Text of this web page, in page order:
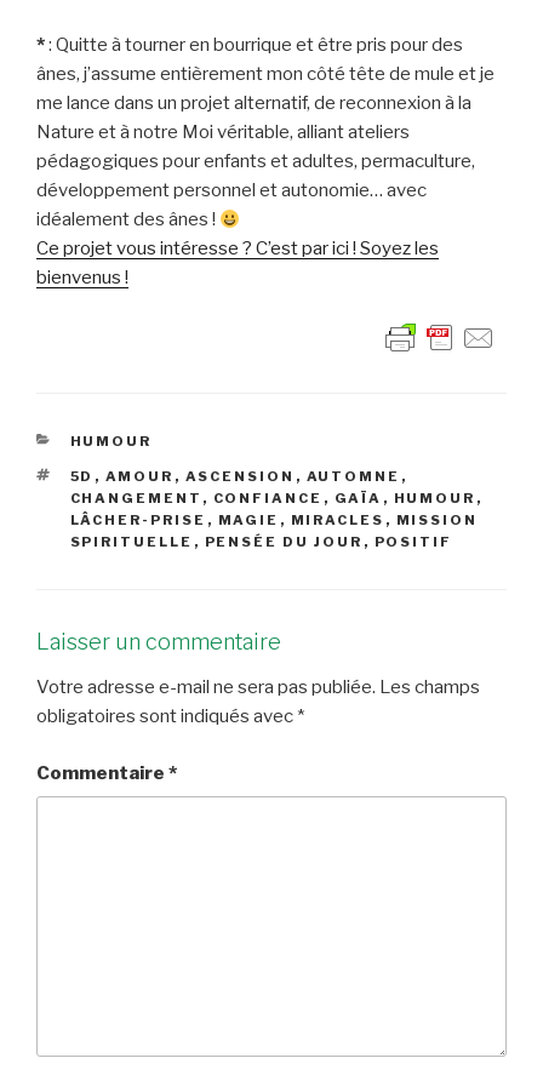
*: Quitte à tourner en bourrique et être pris pour des
ânes, j’assume entièrement mon côté tête de mule et je
me lance dans un projet alternatif, de reconnexion à la
Nature et à notre Moi véritable, alliant ateliers
pédagogiques pour enfants et adultes, permaculture,
développement personnel et autonomie… avec
idéalement des ânes !
Ce projet vous intéresse ? C’est par ici ! Soyez les
bienvenus !
CATÉGORIES
HUMOUR
ÉTIQUETTES
5D , AMOUR , ASCENSION , AUTOMNE ,
CHANGEMENT , CONFIANCE , GAÏA , HUMOUR ,
LÂCHER-PRISE , MAGIE , MIRACLES , MISSION
SPIRITUELLE , PENSÉE DU JOUR , POSITIF
Laisser un commentaire
Votre adresse e-mail ne sera pas publiée. Les champs
obligatoires sont indiqués avec *
Commentaire *